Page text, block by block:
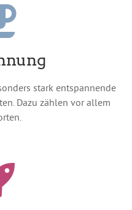
stark entspannende
Dazu zählen vor allem